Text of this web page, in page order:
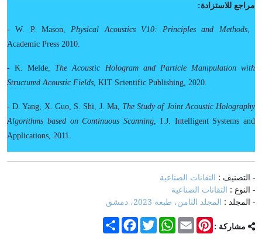
مراجع للاستزادة:
- W. P. Mason,Physical Acoustics V10:Principles and Methods, ‎
Academic Press 2010.
- K. Melde, The Acoustic Hologram and Particle Manipulation with
Structured Acoustic Fields,‎ KIT Scientific Publishing, 2020.
- D. Yang, X. Guo, S. Shi, J. Ma, The Study of Joint Acoustic Holography
Algorithms based on Continuous Scanning, I.J. Intelligent Systems and
Applications, 2011.
- التصنيف : التقانات الصناعية
- النوع : التقانات الصناعية
- المجلد : المجلد الثامن، طبعة 2023، دمشق
مشاركة : Share
FacebookTwitter
WhatsAppEmail
Pinterest